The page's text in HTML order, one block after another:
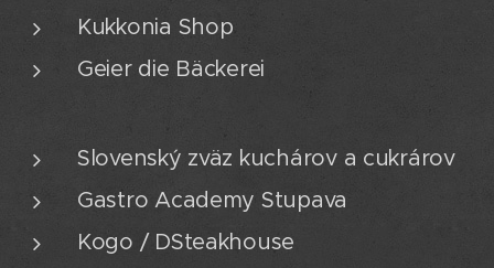
Kukkonia Shop
Geier die Bäckerei
Slovenský zväz kuchárov a cukrárov
Gastro Academy Stupava
Kogo / DSteakhouse